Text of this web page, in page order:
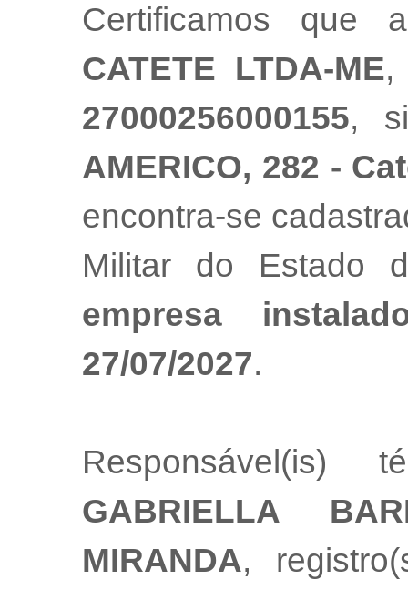
Certificamos que
CATETE LTDA-ME,
27000256000155,
AMERICO, 282 -
encontra-se
Militar do Estado
empresa
27/07/2027.
Responsável(is)
GABRIELLA
MIRANDA,